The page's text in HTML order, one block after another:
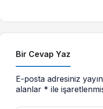
Bir Cevap Yaz
E-posta adresiniz
alanlar * ile